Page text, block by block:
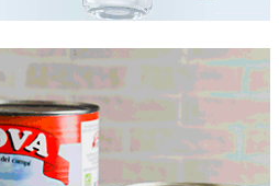
- 13:15 80
Media və Yayım Şurası
- 13:00 81